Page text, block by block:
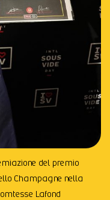
del premio
Champagne nella
Lafond